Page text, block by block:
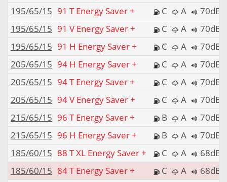
195/65/15 91 T Energy Saver + C A
70dB
195/65/15 91 V Energy Saver + C A
70dB
195/65/15 91 H Energy Saver + C A
70dB
205/65/15 94 H Energy Saver + C A
70dB
205/65/15 94 T Energy Saver + C A
70dB
205/65/15 94 V Energy Saver + C A
70dB
215/65/15 96 T Energy Saver + B A
70dB
215/65/15 96 H Energy Saver + B A
70dB
185/60/15 88 T XL Energy Saver + C A
68dB
185/60/15 84 T Energy Saver + C A
68dB